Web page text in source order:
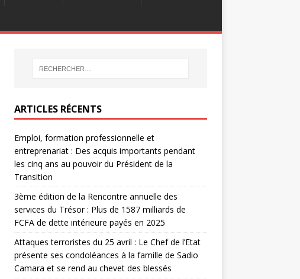
ARTICLES RÉCENTS
Emploi, formation professionnelle et
entreprenariat : Des acquis importants pendant
les cinq ans au pouvoir du Président de la
Transition
3ème édition de la Rencontre annuelle des
services du Trésor : Plus de 1587 milliards de
FCFA de dette intérieure payés en 2025
Attaques terroristes du 25 avril : Le Chef de l’Etat
présente ses condoléances à la famille de Sadio
Camara et se rend au chevet des blessés